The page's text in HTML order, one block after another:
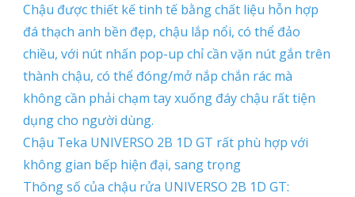
Chậu được thiết kế tinh tế bằng chất liệu hỗn hợp
đá thạch anh bền đẹp, chậu lắp nổi, có thể đảo
chiều, với nút nhấn pop-up chỉ cần vặn nút gắn trên
thành chậu, có thể đóng/mở nắp chắn rác mà
không cần phải chạm tay xuống đáy chậu rất tiện
dụng cho người dùng.
Chậu Teka UNIVERSO 2B 1D GT rất phù hợp với
không gian bếp hiện đại, sang trọng
Thông số của chậu rửa UNIVERSO 2B 1D GT: